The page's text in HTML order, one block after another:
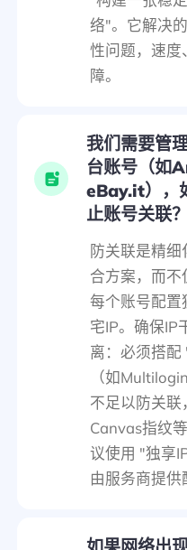
络"。它解决
性问题，速度
障。
我们需要管
台账号（如
eBay.it），
止账号关联？
防关联是精
合方案，而不
每个账号配置
宅IP。确保IP
离：必须搭
（如
不足以防关联
Canvas指纹
议使用 "独享
由服务商提供